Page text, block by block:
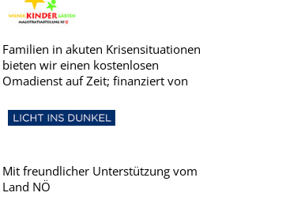
Familien in akuten Krisensituationen
bieten wir einen kostenlosen
Omadienst auf Zeit; finanziert von
Mit freundlicher Unterstützung vom
Land NÖ